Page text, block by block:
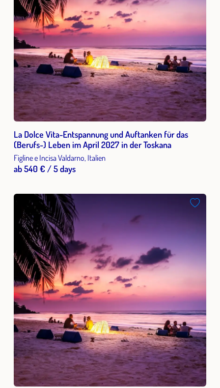
La Dolce Vita-Entspannung und Auftanken für das
(Berufs-) Leben im April 2027 in der Toskana
Figline e Incisa Valdarno, Italien
ab 540 € / 5 days